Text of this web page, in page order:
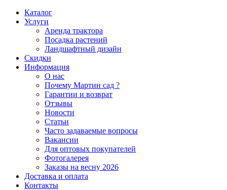
Каталог
Услуги
Аренда трактора
Посадка растений
Ландшафтный дизайн
Скидки
Информация
О нас
Почему Мартин сад ?
Гарантии и возврат
Отзывы
Новости
Статьи
Часто задаваемые вопросы
Вакансии
Для оптовых покупателей
Фотогалерея
Заказы на весну 2026
Доставка и оплата
Контакты